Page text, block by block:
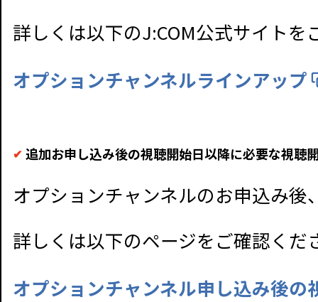
詳しくは以下のJ:COM公式サイトを
オプションチャンネルラインアップ
追加お申し込み後の視聴開始日以降に必要な視聴
オプションチャンネルのお申込み
詳しくは以下のページをご確認くだ
オプションチャンネル申し込み後の